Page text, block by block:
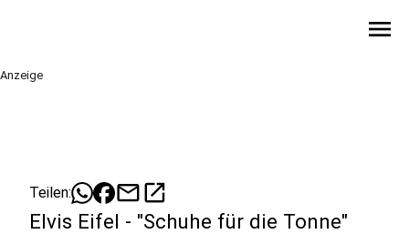
menu
Anzeige
Teilen: mailopen_in_new
Elvis Eifel - "Schuhe für die Tonne"